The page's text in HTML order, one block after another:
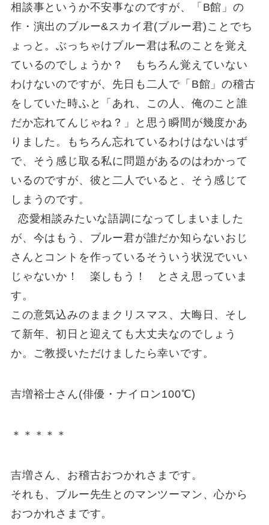
相談事というか不安事なのですが、「B館」の
作・演出のブルー&スカイ君(ブルー君)ことでち
ょっと。ぶっちゃけブルー君は私のことを覚え
ているのでしょうか？ もちろん覚えていない
わけないのですが、先日も二人で「B館」の稽古
をしていた時ふと「あれ、この人、俺のこと誰
だか忘れてんじゃね？」と思う瞬間が幾度かあ
りました。もちろん忘れているわけはないはず
で、そう感じ取る私に問題があるのはわかって
いるのですが、彼と二人でいると、そう感じて
しまうのです。
恋愛相談みたいな語調になってしまいました
が、今はもう、ブルー君が誰だか知らないおじ
さんとコントを作っているそういう状況でいい
じゃないか！ 楽しもう！ とさえ思っていま
す。
この意気込みのままクリスマス、大晦日、そし
て新年、初日と迎えても大丈夫なのでしょう
か。ご教授いただけましたら幸いです。
吉増裕士さん(俳優・ナイロン100℃)
＊＊＊＊＊
吉増さん、お稽古おつかれさまです。
それも、ブルー先生とのマンツーマン、心から
おつかれさまです。